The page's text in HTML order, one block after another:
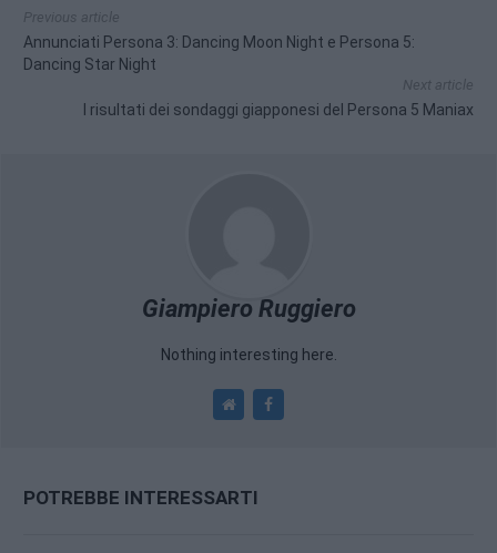
Previous article
Annunciati Persona 3: Dancing Moon Night e Persona 5:
Dancing Star Night
Next article
I risultati dei sondaggi giapponesi del Persona 5 Maniax
Giampiero Ruggiero
Nothing interesting here.
POTREBBE INTERESSARTI